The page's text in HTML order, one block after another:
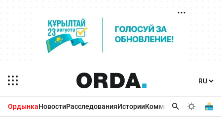
ОрдынкаНовостиРасследованияИсторииКомментарииБизнес